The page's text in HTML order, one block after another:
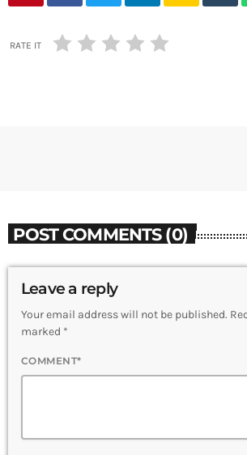
RATE IT
POST COMMENTS (0)
Leave a reply
Your email address will not be published.
marked *
COMMENT*